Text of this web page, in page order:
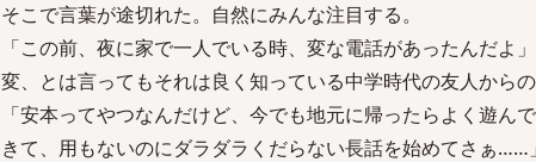
そこで言葉が途切れた。自然にみんな注目する。
「この前、夜に家で一人でいる時、変な電話があったんだよ」
変、とは言ってもそれは良く知っている中学時代の友人からの
「安本ってやつなんだけど、今でも地元に帰ったらよく遊ん
きて、用もないのにダラダラくだらない長話を始めてさぁ……」